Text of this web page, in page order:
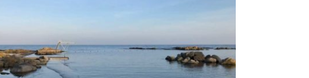
Bornholm
29. OKTOBER 2018